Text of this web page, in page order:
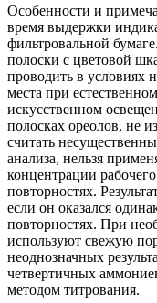
Особенности и
время выдержки
фильтровальной
полоски с цветовой
проводить в условиях
места при
искусственном
полосках ореолов, не
считать
анализа, нельзя
концентрации
повторностях.
если он оказался
повторностях. При
используют свежую
неоднозначных
четвертичных
методом титрования.